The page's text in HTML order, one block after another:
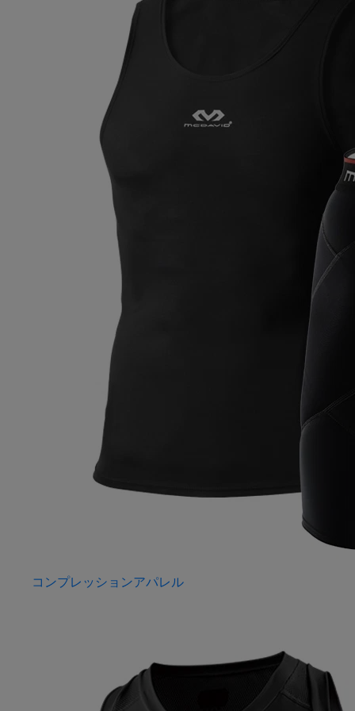
コンプレッションアパレル